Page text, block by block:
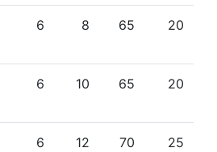
6 8 65 20
6 10 65 20
6 12 70 25